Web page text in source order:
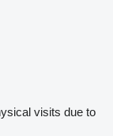
visits due to